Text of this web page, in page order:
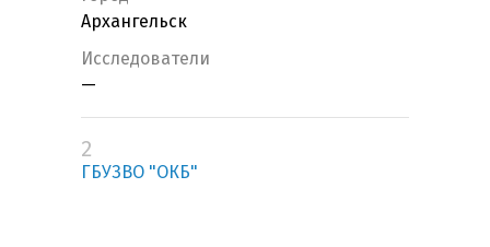
Архангельск
Исследователи
—
2
ГБУЗВО "ОКБ"